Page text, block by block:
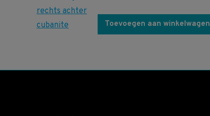
Toevoegen aan winkelwagen